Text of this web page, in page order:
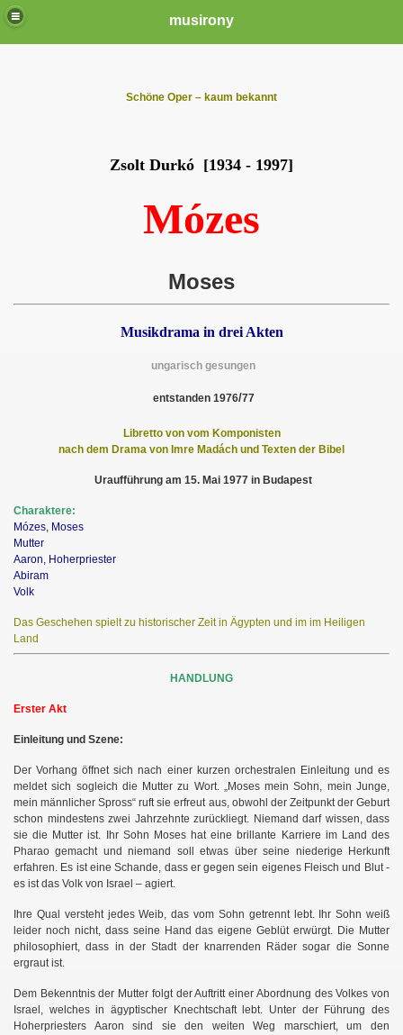
musirony
Schöne Oper – kaum bekannt
Zsolt Durkó [1934 - 1997]
Mózes
Moses
Musikdrama in drei Akten
ungarisch gesungen
entstanden 1976/77
Libretto von vom Komponisten
nach dem Drama von Imre Madách und Texten der Bibel
Uraufführung am 15. Mai 1977 in Budapest
Charaktere:
Mózes, Moses
Mutter
Aaron, Hoherpriester
Abiram
Volk
Das Geschehen spielt zu historischer Zeit in Ägypten und im im Heiligen
Land
HANDLUNG
Erster Akt
Einleitung und Szene:
Der Vorhang öffnet sich nach einer kurzen orchestralen Einleitung und es
meldet sich sogleich die Mutter zu Wort. „Moses mein Sohn, mein Junge,
mein männlicher Spross“ ruft sie erfreut aus, obwohl der Zeitpunkt der Geburt
schon mindestens zwei Jahrzehnte zurückliegt. Niemand darf wissen, dass
sie die Mutter ist. Ihr Sohn Moses hat eine brillante Karriere im Land des
Pharao gemacht und niemand soll etwas über seine niederige Herkunft
erfahren. Es ist eine Schande, dass er gegen sein eigenes Fleisch und Blut -
es ist das Volk von Israel – agiert.
Ihre Qual versteht jedes Weib, das vom Sohn getrennt lebt. Ihr Sohn weiß
leider noch nicht, dass seine Hand das eigene Geblüt erwürgt. Die Mutter
philosophiert, dass in der Stadt der knarrenden Räder sogar die Sonne
ergraut ist.
Dem Bekenntnis der Mutter folgt der Auftritt einer Abordnung des Volkes von
Israel, welches in ägyptischer Knechtschaft lebt. Unter der Führung des
Hoherpriesters Aaron sind sie den weiten Weg marschiert, um den